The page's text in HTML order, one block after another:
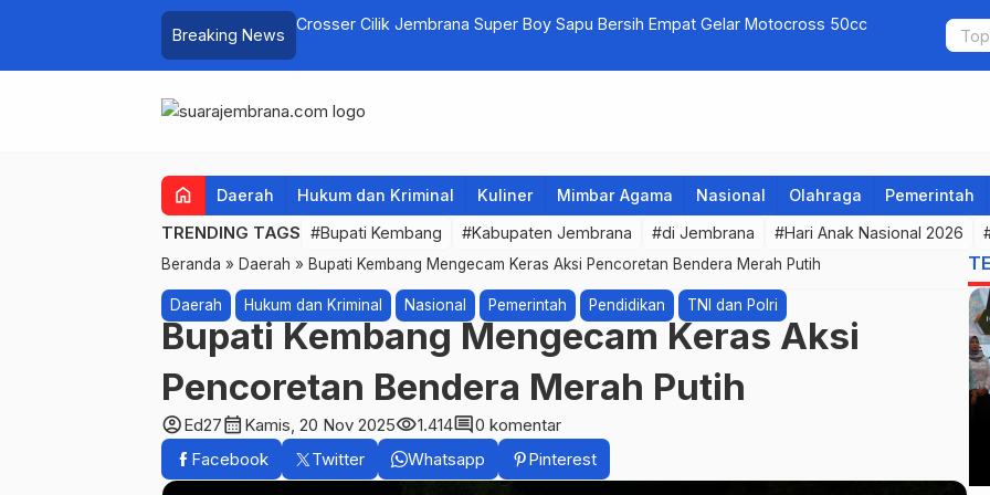
Breaking News
Crosser Cilik Jembrana Super Boy Sapu Bersih Empat Gelar Motocross 50cc Jembrana
home Daerah Hukum dan Kriminal Kuliner Mimbar Agama Nasional Olahraga Pemerintah
TRENDING TAGS #Bupati Kembang #Kabupaten Jembrana #di Jembrana #Hari Anak Nasional 2026
Beranda » Daerah » Bupati Kembang Mengecam Keras Aksi Pencoretan Bendera Merah Putih
Daerah Hukum dan Kriminal Nasional Pemerintah Pendidikan TNI dan Polri
Bupati Kembang Mengecam Keras Aksi
Pencoretan Bendera Merah Putih
account_circleEd27calendar_month Kamis, 20 Nov 2025visibility1.414comment0 komentar
Facebook
Twitter Whatsapp Pinterest